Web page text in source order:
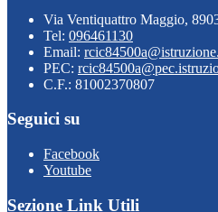
Via Ventiquattro Maggio,
Tel: 096461130
Email:
PEC:
C.F.: 81002370807
Seguici su
Facebook
Youtube
Sezione Link Utili